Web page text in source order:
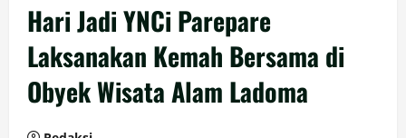
Hari Jadi YNCi Parepare
Laksanakan Kemah Bersama di
Obyek Wisata Alam Ladoma